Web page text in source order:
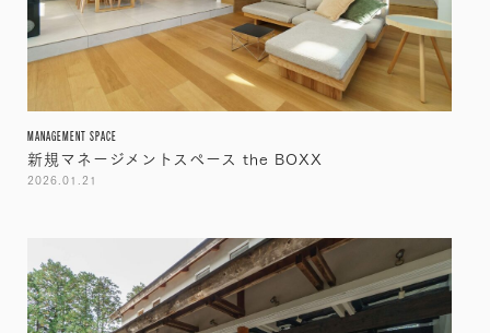
MANAGEMENT SPACE
新規マネージメントスペース the BOXX
2026.01.21